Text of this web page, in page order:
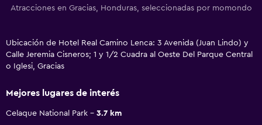
Atracciones en Gracias, Honduras, seleccionadas por momondo
Ubicación de Hotel Real Camino Lenca: 3 Avenida (Juan Lindo) y
Calle Jeremia Cisneros; 1 y 1/2 Cuadra al Oeste Del Parque Central
o Iglesi, Gracias
Mejores lugares de interés
Celaque National Park 3.7 km